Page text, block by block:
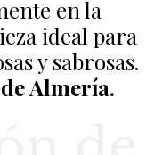
en la
ideal para
y sabrosas.
Almería.